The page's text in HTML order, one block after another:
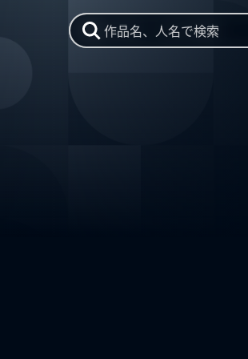
作品名、人名で検索